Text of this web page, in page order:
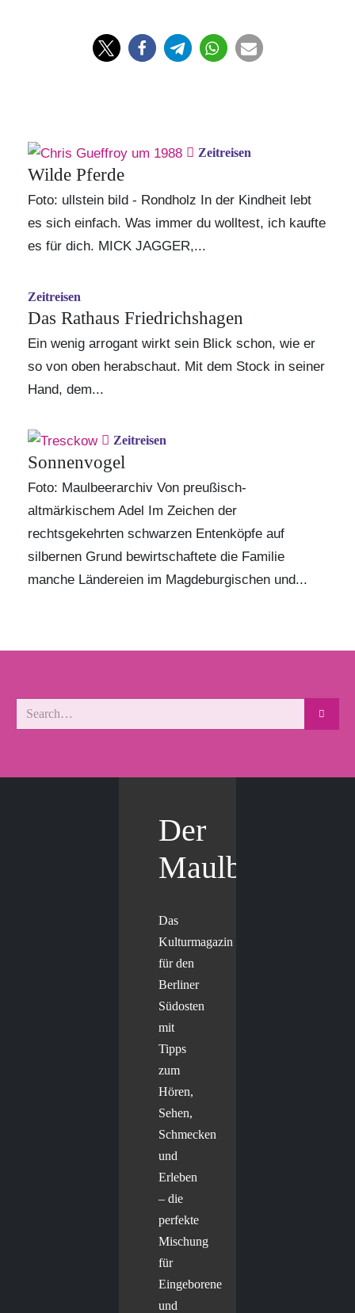
Zeitreisen
Wilde Pferde
Foto: ullstein bild - Rondholz In der Kindheit lebt
es sich einfach. Was immer du wolltest, ich kaufte
es für dich. MICK JAGGER,...
Zeitreisen
Das Rathaus Friedrichshagen
Ein wenig arrogant wirkt sein Blick schon, wie er
so von oben herabschaut. Mit dem Stock in seiner
Hand, dem...
Zeitreisen
Sonnenvogel
Foto: Maulbeerarchiv Von preußisch-
altmärkischem Adel Im Zeichen der
rechtsgekehrten schwarzen Entenköpfe auf
silbernen Grund bewirtschaftete die Familie
manche Ländereien im Magdeburgischen und...
Der
Maulbär
Das
Kulturmagazin
für den
Berliner
Südosten
mit
Tipps
zum
Hören,
Sehen,
Schmecken
und
Erleben
– die
perfekte
Mischung
für
Eingeborene
und